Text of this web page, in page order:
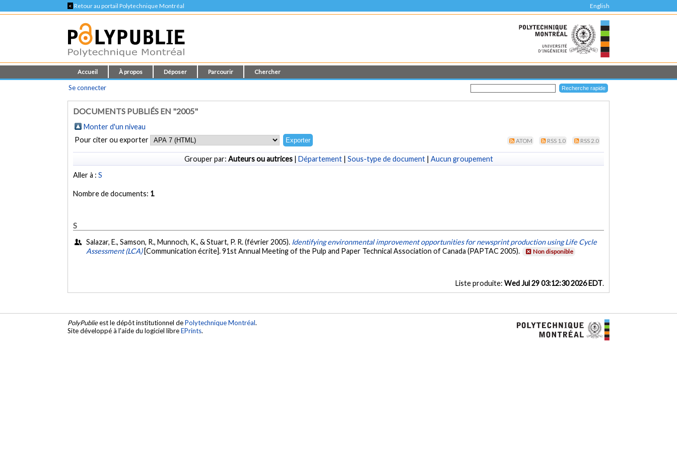
< Retour au portail Polytechnique Montréal English
Accueil À propos Déposer Parcourir Chercher
Se connecter
DOCUMENTS PUBLIÉS EN "2005"
Monter d'un niveau
Pour citer ou exporter
ATOM RSS 1.0 RSS 2.0
Grouper par: Auteurs ou autrices| Département| Sous-type de document| Aucun groupement
Aller à :S
Nombre de documents: 1
S
Salazar, E., Samson, R., Munnoch, K., & Stuart, P. R. (février 2005). Identifying environmental improvement opportunities for newsprint production using Life Cycle
Assessment (LCA) [Communication écrite]. 91st Annual Meeting of the Pulp and Paper Technical Association of Canada (PAPTAC 2005). Non disponible
Liste produite: Wed Jul 29 03:12:30 2026 EDT.
PolyPublieest le dépôt institutionnel dePolytechnique Montréal.
Site développé à l'aide du logiciel libreEPrints.